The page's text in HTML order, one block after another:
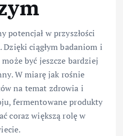
potencjał w przyszłości
Dzięki ciągłym badaniom i
być jeszcze bardziej
W miarę jak rośnie
na temat zdrowia i
fermentowane produkty
coraz większą rolę w